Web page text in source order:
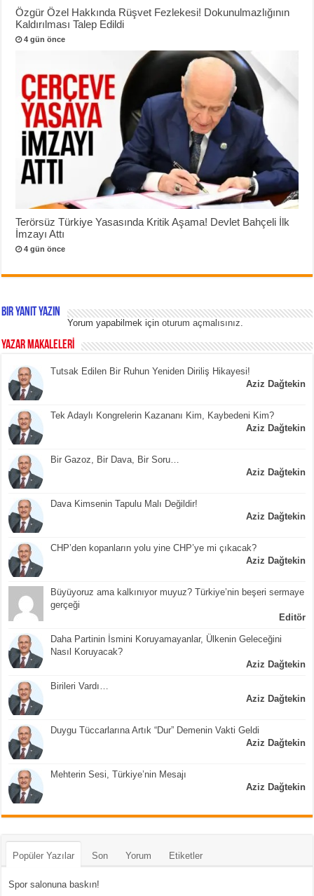
Özgür Özel Hakkında Rüşvet Fezlekesi! Dokunulmazlığının
Kaldırılması Talep Edildi
4 gün önce
Terörsüz Türkiye Yasasında Kritik Aşama! Devlet Bahçeli İlk
İmzayı Attı
4 gün önce
Bir yanıt yazın
Yorum yapabilmek içinoturum açmalısınız.
YAZAR MAKALELERİ
Tutsak Edilen Bir Ruhun Yeniden Diriliş Hikayesi!
Aziz Dağtekin
Tek Adaylı Kongrelerin Kazananı Kim, Kaybedeni Kim?
Aziz Dağtekin
Bir Gazoz, Bir Dava, Bir Soru…
Aziz Dağtekin
Dava Kimsenin Tapulu Malı Değildir!
Aziz Dağtekin
CHP’den kopanların yolu yine CHP’ye mi çıkacak?
Aziz Dağtekin
Büyüyoruz ama kalkınıyor muyuz? Türkiye’nin beşeri sermaye
gerçeği
Editör
Daha Partinin İsmini Koruyamayanlar, Ülkenin Geleceğini
Nasıl Koruyacak?
Aziz Dağtekin
Birileri Vardı…
Aziz Dağtekin
Duygu Tüccarlarına Artık “Dur” Demenin Vakti Geldi
Aziz Dağtekin
Mehterin Sesi, Türkiye’nin Mesajı
Aziz Dağtekin
Popüler Yazılar Son Yorum Etiketler
Spor salonuna baskın!